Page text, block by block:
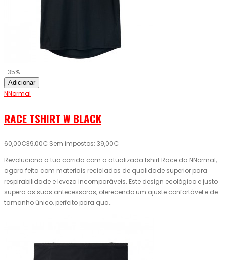
-35%
Adicionar
NNormal
RACE TSHIRT W BLACK
60,00€39,00€ Sem impostos: 39,00€
Revoluciona a tua corrida com a atualizada tshirt Race da NNormal,
agora feita com materiais reciclados de qualidade superior para
respirabilidade e leveza incomparáveis. Este design ecológico e justo
supera as suas antecessoras, oferecendo um ajuste confortável e de
tamanho único, perfeito para qua..